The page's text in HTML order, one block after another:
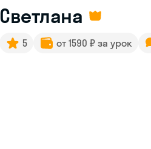
Светлана
5 от 1590 ₽ за урок